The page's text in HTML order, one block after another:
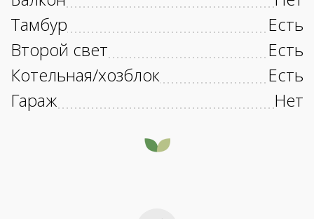
Тамбур
Есть
Второй свет
Есть
Котельная/хозблок
Есть
Гараж
Нет